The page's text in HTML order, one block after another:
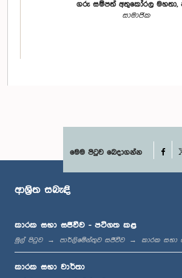
ගරු සම්පත් අතුකෝරල මහතා,
සාමාජික
මෙම පිටුව බෙදාගන්න
ආශ්‍රිත සබැඳි
කාරක සභා සජීවීව - පටිගත කළ
මුල් පිටුව පාර්ලිමේන්තුව සජීවීව කාරක සභා
කාරක සභා වාර්තා